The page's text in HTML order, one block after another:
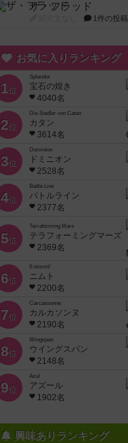
ザ・フラッド
1件の投稿
お気に入りランキング
1位
Splendor
宝石の煌き
4040名
2位
Die Siedler von Catan
カタン
3614名
3位
Dominion
ドミニオン
2528名
4位
Battle Line
バトルライン
2377名
5位
Terraforming Mars
テラフォーミングマーズ
2369名
6位
6 nimmt!
ニムト
2200名
7位
Carcassonne
カルカソンヌ
2190名
8位
Wingspan
ウイングスパン
2148名
9位
Azul
アズール
1902名
興味ありランキング